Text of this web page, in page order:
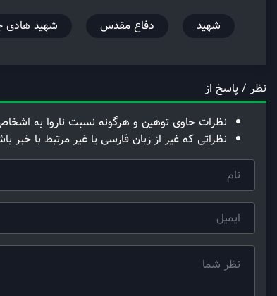
شهید دفاع مقدس شهید هادی
نظر / پاسخ از
نظرات حاوی توهین و هرگونه نسبت ناروا به
نظراتی که غیر از زبان فارسی یا غیر مرتبط با خبر